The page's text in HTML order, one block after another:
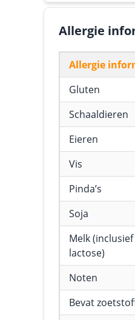
Allergie
Allergie
Gluten
Schaaldieren
Eieren
Vis
Pinda’s
Soja
Melk (inclusief
lactose)
Noten
Bevat